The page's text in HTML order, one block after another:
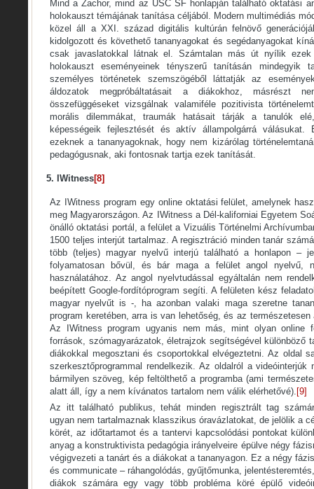
Mind a Zachor, mind az USC SF honlapján található oktatási
holokauszt témájának tanítása céljából. Modern multimédiás
közel áll a XXI. század digitális kultúrán felnövő
kidolgozott és követhető tananyagokat és segédanyagokat
csak javaslatokkal látnak el. Számtalan más út nyílik ezek
holokauszt eseményeinek tényszerű tanításán mindegyik
személyes történetek szemszögéből láttatják az
áldozatok megpróbáltatásait a diákokhoz, másrészt
összefüggéseket vizsgálnak valamiféle pozitivista
morális dilemmákat, traumák hatásait tárják a tanulók
képességeik fejlesztését és aktív állampolgárrá válásukat.
ezeknek a tananyagoknak, hogy nem kizárólag
pedagógusnak, aki fontosnak tartja ezek tanítását.
5. IWitness[8]
Az IWitness program egy online oktatási felület, amelynek
meg Magyarországon. Az IWitness a Dél-kaliforniai Egyetem
önálló oktatási portál, a felület a Vizuális Történelmi
1500 teljes interjút tartalmaz. A regisztráció minden tanár
több (teljes) magyar nyelvű interjú található a honlapon –
folyamatosan bővül, és bár maga a felület angol nyelvű,
használatához. Az angol nyelvtudással egyáltalán nem
beépített Google-fordítóprogram segíti. A felületen kész
magyar nyelvűt is -, ha azonban valaki maga szeretne
program keretében, arra is van lehetőség, és az
Az IWitness program ugyanis nem más, mint olyan online
források, szómagyarázatok, életrajzok segítségével különböző
diákokkal megosztani és csoportokkal elvégeztetni. Az oldal
szerkesztőprogrammal rendelkezik. Az oldalról a
bármilyen szöveg, kép feltölthető a programba (ami
alatt áll, így a nem kívánatos tartalom nem válik elérhetővé). [9]
Az itt található publikus, tehát minden regisztrált tag
ugyan nem tartalmaznak klasszikus óravázlatokat, de jelölik a
körét, az időtartamot és a tantervi kapcsolódási pontokat
anyag a konstruktivista pedagógia irányelveire épülve négy
végigvezeti a tanárt és a diákokat a tananyagon. Ez a négy
és communicate – ráhangolódás, gyűjtőmunka,
diákok számára egy vagy több probléma köré épülő